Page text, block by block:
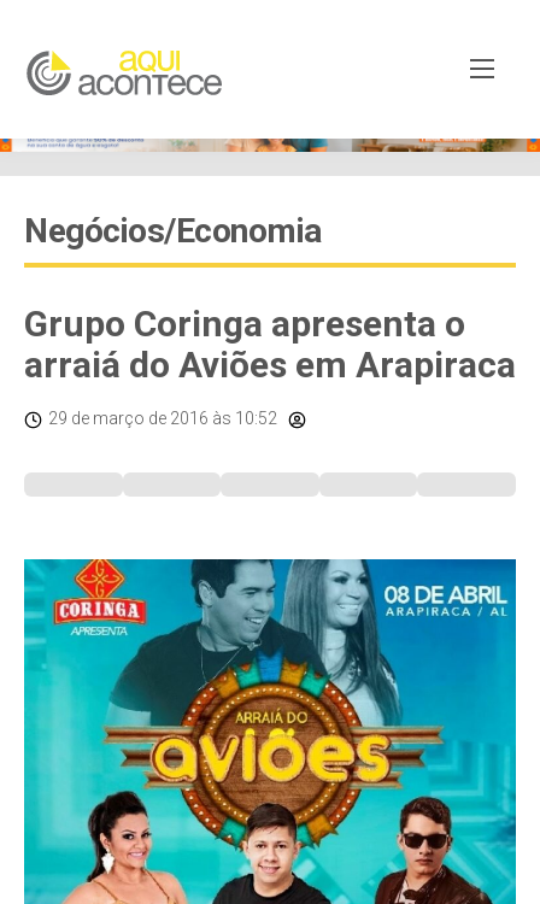
Negócios/Economia
Grupo Coringa apresenta o
arraiá do Aviões em Arapiraca
29 de março de 2016 às 10:52